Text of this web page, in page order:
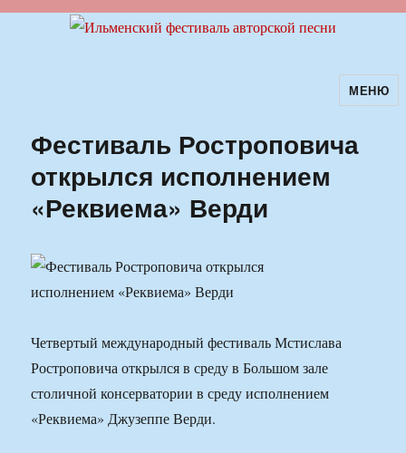
Ильменский фестиваль авторскойМЕНЮ
Фестиваль Ростроповича
открылся исполнением
«Реквиема» Верди
Четвертый международный фестиваль Мстислава
Ростроповича открылся в среду в Большом зале
столичной консерватории в среду исполнением
«Реквиема» Джузеппе Верди.